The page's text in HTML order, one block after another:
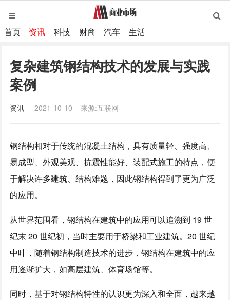
首页 资讯 科技 财商 汽车 生活
复杂建筑钢结构技术的发展与实践
案例
资讯 2021-10-10 来源:互联网
钢结构相对于传统的混凝土结构，具有质量轻、强度高、
易成型、外观美观、抗震性能好、装配式施工的特点，便
于解决许多建筑、结构难题，因此钢结构得到了更为广泛
的应用。
从世界范围看，钢结构在建筑中的应用可以追溯到 19 世
纪末 20 世纪初，当时主要用于桥梁和工业建筑。20 世纪
中叶，随着钢结构制造技术的进步，钢结构在建筑中的应
用逐渐扩大，如高层建筑、体育场馆等。
同时，基于对钢结构特性的认识更为深入和全面，越来越